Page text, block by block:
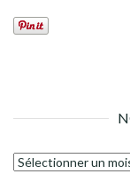
Nos